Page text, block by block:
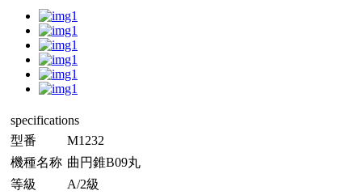
specifications
型番
M1232
機種名称 曲円錐B09丸
等級
A/2級